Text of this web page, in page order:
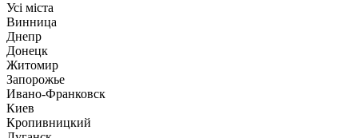
Усі міста
Винница
Днепр
Донецк
Житомир
Запорожье
Ивано-Франковск
Киев
Кропивницкий